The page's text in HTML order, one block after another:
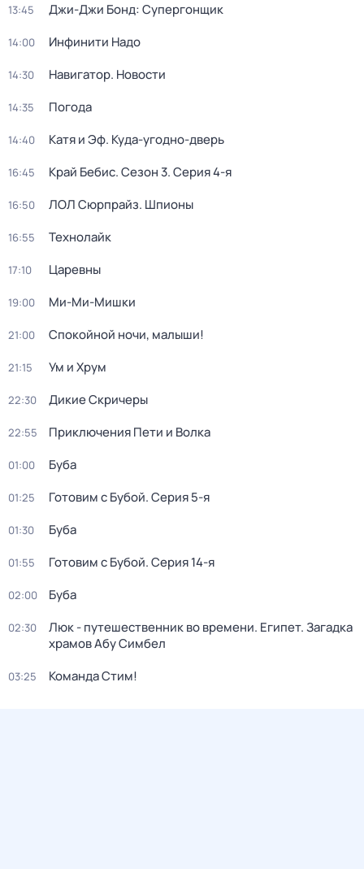
13:45 Джи-Джи Бонд: Супергонщик
14:00 Инфинити Надо
14:30 Навигатор. Новости
14:35 Погода
14:40 Катя и Эф. Куда-угодно-дверь
16:45 Край Бебис. Сезон 3. Серия 4-я
16:50 ЛОЛ Сюрпрайз. Шпионы
16:55 Технолайк
17:10 Царевны
19:00 Ми-Ми-Мишки
21:00 Спокойной ночи, малыши!
21:15 Ум и Хрум
22:30 Дикие Скричеры
22:55 Приключения Пети и Волка
01:00 Буба
01:25 Готовим с Бубой. Серия 5-я
01:30 Буба
01:55 Готовим с Бубой. Серия 14-я
02:00 Буба
02:30
Люк - путешественник во времени. Египет. Загадка
храмов Абу Симбел
03:25 Команда Стим!